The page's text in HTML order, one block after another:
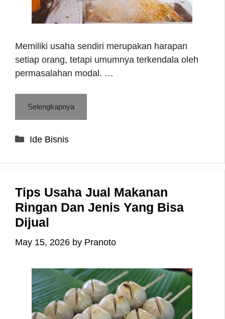
Memiliki usaha sendiri merupakan harapan
setiap orang, tetapi umumnya terkendala oleh
permasalahan modal. …
Selengkapnya
Categories
Ide Bisnis
Tips Usaha Jual Makanan
Ringan Dan Jenis Yang Bisa
Dijual
May 15, 2026 by Pranoto